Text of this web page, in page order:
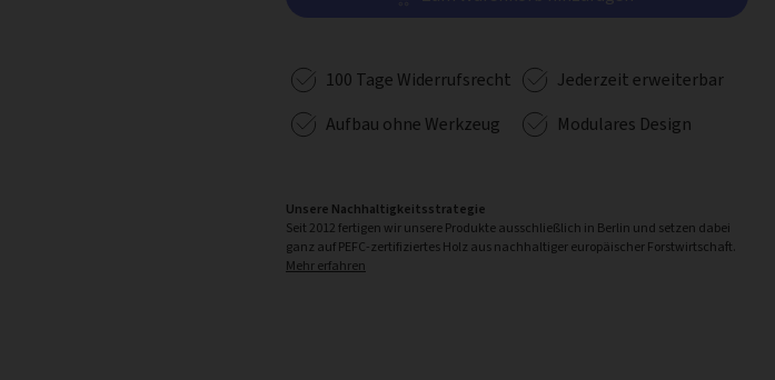
100 Tage Widerrufsrecht
Jederzeit erweiterbar
Aufbau ohne Werkzeug
Modulares Design
Unsere Nachhaltigkeitsstrategie
Seit 2012 fertigen wir unsere Produkte ausschließlich in Berlin und setzen dabei
ganz auf PEFC-zertifiziertes Holz aus nachhaltiger europäischer Forstwirtschaft.
Mehr erfahren